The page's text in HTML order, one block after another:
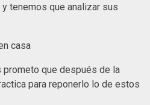
tenemos que analizar sus
casa
que después de la
para reponerlo lo de estos